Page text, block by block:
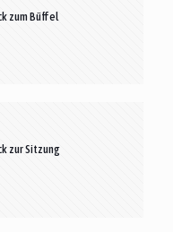
zum Büffel
zur Sitzung